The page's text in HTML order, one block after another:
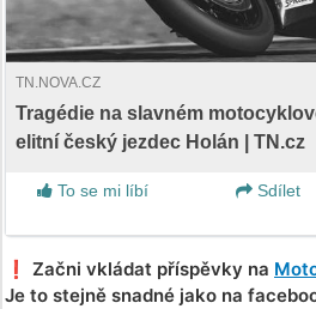
TN.NOVA.CZ
Tragédie na slavném
elitní český jezdec Holán | TN.cz
To se mi líbí
Sdílet
❗️ Začni vkládat příspěvky na
Je to stejně snadné jako na